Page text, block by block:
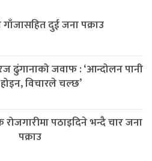
दुई जना पक्राउ
ढुंगानाको जवाफ : ‘आन्दोलन पानी
विचारले चल्छ’
पठाइदिने भन्दै चार जना
पक्राउ